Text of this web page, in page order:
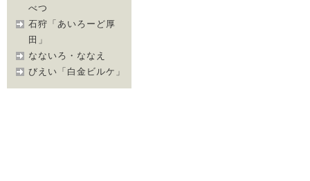
べつ
石狩「あいろーど厚
田」
なないろ・ななえ
びえい「白金ビルケ」